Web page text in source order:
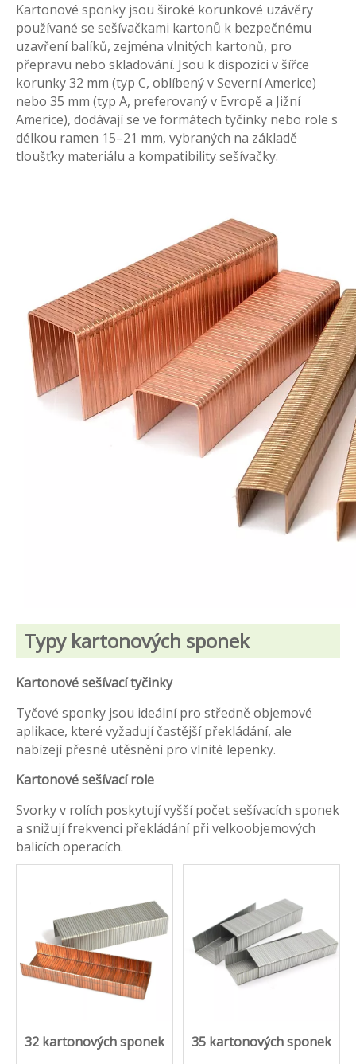
Kartonové sponky jsou široké korunkové uzávěry
používané se sešívačkami kartonů k bezpečnému
uzavření balíků, zejména vlnitých kartonů, pro
přepravu nebo skladování. Jsou k dispozici v šířce
korunky 32 mm (typ C, oblíbený v Severní Americe)
nebo 35 mm (typ A, preferovaný v Evropě a Jižní
Americe), dodávají se ve formátech tyčinky nebo role s
délkou ramen 15–21 mm, vybraných na základě
tloušťky materiálu a kompatibility sešívačky.
Typy kartonových sponek
Kartonové sešívací tyčinky
Tyčové sponky jsou ideální pro středně objemové
aplikace, které vyžadují častější překládání, ale
nabízejí přesné utěsnění pro vlnité lepenky.
Kartonové sešívací role
Svorky v rolích poskytují vyšší počet sešívacích sponek
a snižují frekvenci překládání při velkoobjemových
balicích operacích.
32 kartonových sponek
35 kartonových sponek